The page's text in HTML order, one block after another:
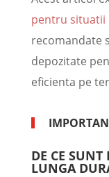
pentru situatii
recomandate
depozitate
eficienta pe
DE CE SUNT
LUNGA